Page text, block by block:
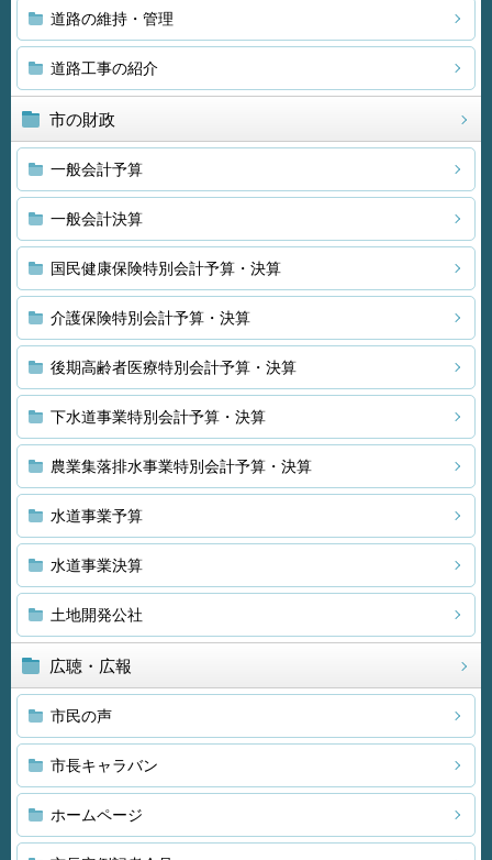
道路の維持・管理
道路工事の紹介
市の財政
一般会計予算
一般会計決算
国民健康保険特別会計予算・決算
介護保険特別会計予算・決算
後期高齢者医療特別会計予算・決算
下水道事業特別会計予算・決算
農業集落排水事業特別会計予算・決算
水道事業予算
水道事業決算
土地開発公社
広聴・広報
市民の声
市長キャラバン
ホームページ